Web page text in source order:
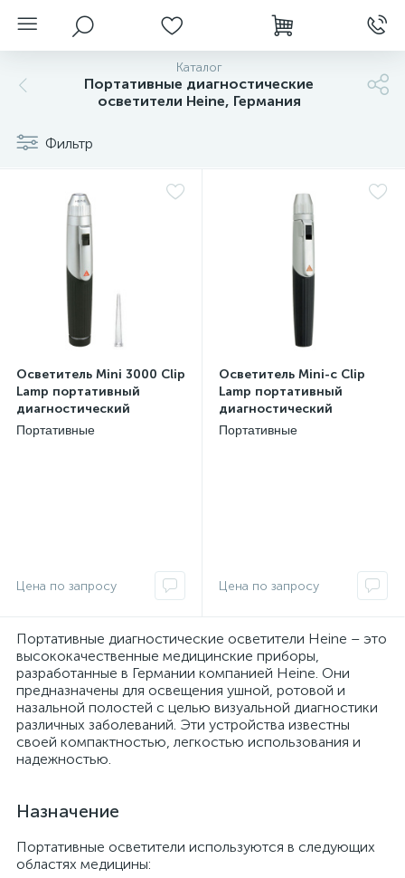
Каталог
Портативные диагностические
осветители Heine, Германия
Фильтр
Осветитель Mini 3000 Clip
Lamp портативный
диагностический
Портативные
Осветитель Mini-c Clip
Lamp портативный
диагностический
Портативные
Портативные диагностические осветители Heine – это
высококачественные медицинские приборы,
разработанные в Германии компанией Heine. Они
предназначены для освещения ушной, ротовой и
назальной полостей с целью визуальной диагностики
различных заболеваний. Эти устройства известны
своей компактностью, легкостью использования и
надежностью.
Назначение
Портативные осветители используются в следующих
областях медицины: